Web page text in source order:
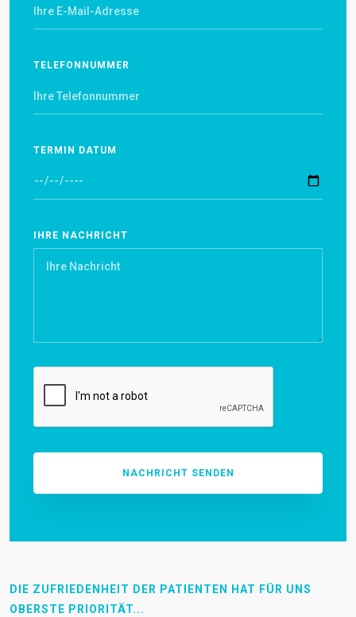
TELEFONNUMMER
TERMIN DATUM
IHRE NACHRICHT
DIE ZUFRIEDENHEIT DER PATIENTEN HAT FÜR UNS
OBERSTE PRIORITÄT...